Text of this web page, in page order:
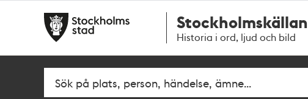
navigationen
huvudinnehållet
Stockholmskällan
Historia i ord, ljud och bild
Fritextsök